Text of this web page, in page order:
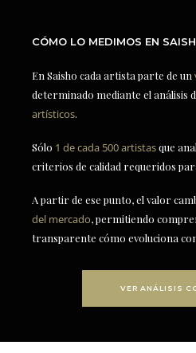
CÓMO LO MEDIMOS EN
En Saisho cada artista parte de un
determinado mediante el análisis
artísticos.
Sólo 1 de cada 500 artistasque
criterios de calidad requeridos
A partir de ese punto, el valor
del mercado, permitiendo
transparente cómo evoluciona
VER ANÁLISIS